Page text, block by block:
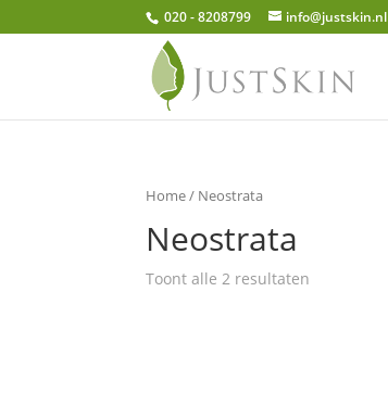
020 - 8208799 info@justskin.nl
Home/ Neostrata
Neostrata
Toont alle 2 resultaten